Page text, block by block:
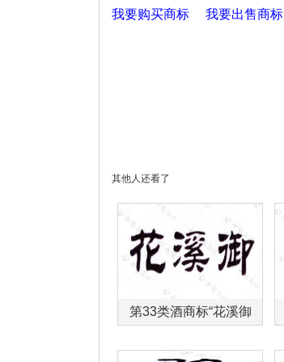
我要购买商标 我要出售商标
其他人还看了
第33类酒商标“花溪御